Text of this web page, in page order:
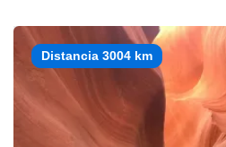
Distancia 3004 km